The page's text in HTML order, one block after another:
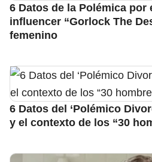
6 Datos de la Polémica por
influencer “Gorlock The
femenino
6 Datos del ‘Polémico
y el contexto de los “30